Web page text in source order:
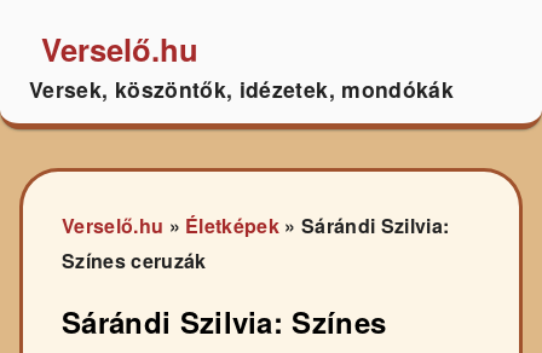
Verselő.hu
Versek, köszöntők, idézetek, mondókák
Verselő.hu » Életképek »Sárándi Szilvia:
Színes ceruzák
Sárándi Szilvia: Színes